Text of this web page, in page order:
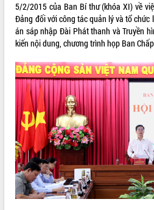
Kết nối tour, đẩy mạnh chuyển đổi số
để phát triển du lịch Đắk Lắk
Khởi động Dự án Đầu tư xây dựng hạ
tầng kỹ thuật Cụm công nghiệp Tân
Gặp mặt các cơ quan báo chí nhân Kỷ
niệm 101 năm Ngày Báo chí Cách
mạng Việt Nam
Đắk Lắk sơ kết 4 năm triển khai thực
hiện Đề án 06 của Chính phủ
Họp báo thông tin về Hội nghị Công bố
Quy hoạch và Xúc tiến đầu tư tỉnh Đắk
Lắk
Khơi thông điểm nghẽn, đẩy nhanh
giải ngân vốn khắc phục thiên tai
5/2/2015 của Ban Bí thư (khóa XI) về
Đảng đối với công tác quản lý và tổ chức
án sáp nhập Đài Phát thanh và Truyền
kiến nội dung, chương trình họp Ban